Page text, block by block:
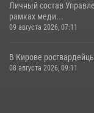
Личный состав
рамках меди...
09 августа 2026, 07:11
В Кирове
08 августа 2026, 09:11